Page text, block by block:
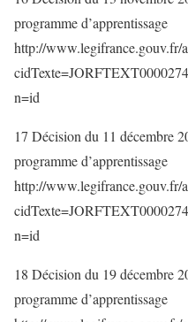
programme d’apprentissage
http://www.legifrance.gouv.fr/
n=id
17 Décision du 11 décembre
programme d’apprentissage
http://www.legifrance.gouv.fr/
n=id
18 Décision du 19 décembre
programme d’apprentissage